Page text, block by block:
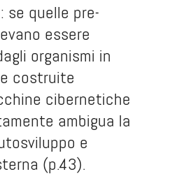
se quelle pre-
essere
organismi in
costruite
cibernetiche
ambigua la
e
(p.43).